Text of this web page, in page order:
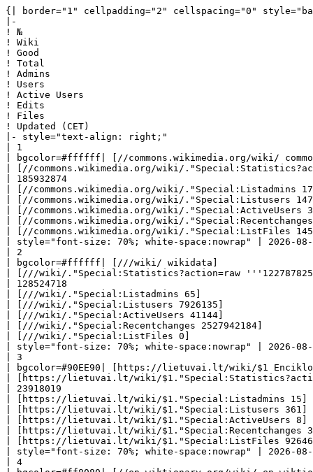
{| border="1" cellpadding="2" cellspacing="0" style="background: #f9f9f9; border: 1px solid #aaaaaa; border-collapse: collapse; white-space: nowrap; text-align: left" class="sortable"
|-
! №
! Wiki
! Good
! Total
! Admins
! Users
! Active Users
! Edits
! Files
! Updated (CET)
|- style="text-align: right;"
| 1
| bgcolor=#ffffff| [//commons.wikimedia.org/wiki/ commons] 
| [//commons.wikimedia.org/wiki/."Special:Statistics?action=raw '''137382103''']
| 185932874
| [//commons.wikimedia.org/wiki/."Special:Listadmins 172]
| [//commons.wikimedia.org/wiki/."Special:Listusers 14700393]
| [//commons.wikimedia.org/wiki/."Special:ActiveUsers 37295]
| [//commons.wikimedia.org/wiki/."Special:Recentchanges 1257023464]
| [//commons.wikimedia.org/wiki/."Special:ListFiles 145658595]
| style="font-size: 70%; white-space:nowrap" | 2026-08-08 18:30:01|- style="text-align: right;"
| 2
| bgcolor=#ffffff| [///wiki/ wikidata] 
| [///wiki/."Special:Statistics?action=raw '''122787825''']
| 128524718
| [///wiki/."Special:Listadmins 65]
| [///wiki/."Special:Listusers 7926135]
| [///wiki/."Special:ActiveUsers 41144]
| [///wiki/."Special:Recentchanges 2527942184]
| [///wiki/."Special:ListFiles 0]
| style="font-size: 70%; white-space:nowrap" | 2026-08-08 18:30:03|- style="text-align: right;"
| 3
| bgcolor=#90EE90| [https://lietuvai.lt/wiki/$1 Enciklopedija Lietuvai ir Pasauliui (ELIP)] 
| [https://lietuvai.lt/wiki/$1."Special:Statistics?action=raw '''21355762''']
| 23918019
| [https://lietuvai.lt/wiki/$1."Special:Listadmins 15]
| [https://lietuvai.lt/wiki/$1."Special:Listusers 361]
| [https://lietuvai.lt/wiki/$1."Special:ActiveUsers 8]
| [https://lietuvai.lt/wiki/$1."Special:Recentchanges 30642058]
| [https://lietuvai.lt/wiki/$1."Special:ListFiles 92646]
| style="font-size: 70%; white-space:nowrap" | 2026-08-08 22:36:38|- style="text-align: right;"
| 4
| bgcolor=#ff8080| [//en.wiktionary.org/wiki/ en.wiktionary] 
| [//en.wiktionary.org/wiki/."Special:Statistics?action=raw '''9028244''']
| 11093911
| [//en.wiktionary.org/wiki/."Special:Listadmins 76]
| [//en.wiktionary.org/wiki/."Special:Listusers 4481363]
| [//en.wiktionary.org/wiki/."Special:ActiveUsers 4744]
| [//en.wiktionary.org/wiki/."Special:Recentchanges 91898135]
| [//en.wiktionary.org/wiki/."Special:ListFiles 19]
| style="font-size: 70%; white-space:nowrap" | 2026-08-09 01:07:16|- style="text-align: right;"
| 5
| bgcolor=#F2FC53| [//en.wikipedia.org/wiki/ en.wikipedia] 
| [//en.wikipedia.org/wiki/."Special:Statistics?action=raw '''7221481''']
| 66052048
| [//en.wikipedia.org/wiki/."Special:Listadmins 814]
| [//en.wikipedia.org/wiki/."Special:Listusers 53988799]
| [//en.wikipedia.org/wiki/."Special:ActiveUsers 252454]
| [//en.wikipedia.org/wiki/."Special:Recentchanges 1363657640]
| [//en.wikipedia.org/wiki/."Special:ListFiles 973781]
| style="font-size: 70%; white-space:nowrap" | 2026-08-09 00:00:05|- style="text-align: right;"
| 6
|